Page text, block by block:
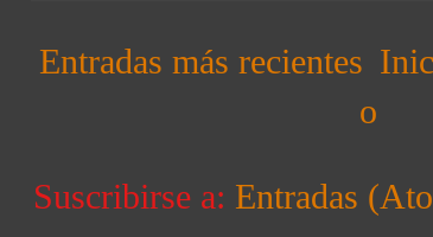
Entradas más recientes
o
Suscribirse a: Entradas